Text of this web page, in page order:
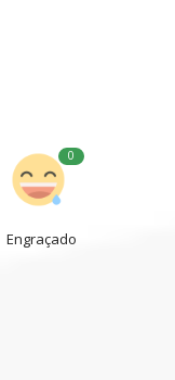
0
Engraçado